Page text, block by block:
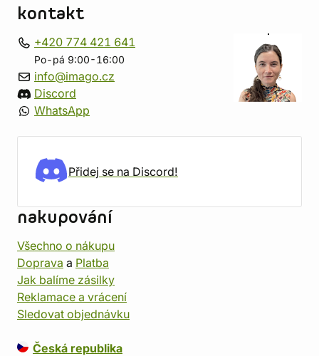
kontakt
+420 774 421 641
Po-pá 9:00-16:00
info@imago.cz
Discord
WhatsApp
Přidej se na Discord!
nakupování
Všechno o nákupu
Doprava a Platba
Jak balíme zásilky
Reklamace a vrácení
Sledovat objednávku
Česká republika